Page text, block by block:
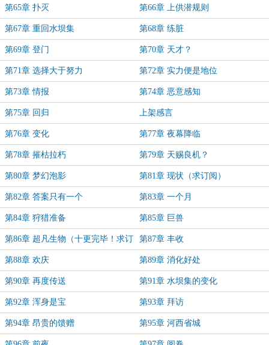
第65章 扑灭 第66章 上供潜规则
第67章 重回水坝集 第68章 练脏
第69章 登门 第70章 天才？
第71章 选择大于努力 第72章 实力便是地位
第73章 情报 第74章 恶意感知
第75章 回归 上架感言
第76章 变化 第77章 夜幕降临
第78章 摧枯拉朽 第79章 天赐良机？
第80章 梦幻泡影 第81章 现状（求订阅）
第82章 答案只有一个 第83章 一个月
第84章 狩猎准备 第85章 巨兽
第86章 超凡生物（十更完毕！求订
阅！）
第87章 丰收
第88章 欢庆 第89章 消化好处
第90章 再度传送 第91章 水坝集的变化
第92章 浑身是宝 第93章 拜访
第94章 昂贵的馈赠 第95章 河西省城